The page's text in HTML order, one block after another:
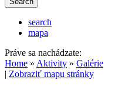
search
mapa
Práve sa nachádzate:
Home » Aktivity » Galérie
| Zobraziť mapu stránky